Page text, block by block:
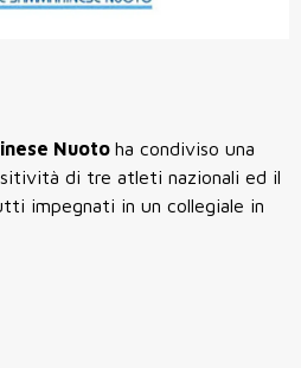
Nuoto ha condiviso una
di tre atleti nazionali ed il
impegnati in un collegiale in